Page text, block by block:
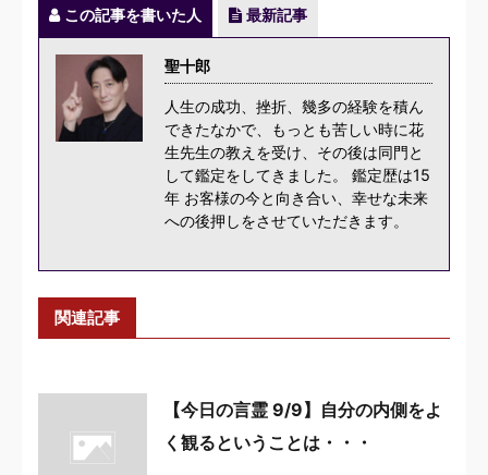
この記事を書いた人 最新記事
聖十郎
人生の成功、挫折、幾多の経験を積ん
できたなかで、もっとも苦しい時に花
生先生の教えを受け、その後は同門と
して鑑定をしてきました。 鑑定歴は15
年 お客様の今と向き合い、幸せな未来
への後押しをさせていただきます。
関連記事
【今日の言霊 9/9】自分の内側をよ
く観るということは・・・